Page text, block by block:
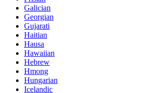
Galician
Georgian
Gujarati
Haitian
Hausa
Hawaiian
Hebrew
Hmong
Hungarian
Icelandic